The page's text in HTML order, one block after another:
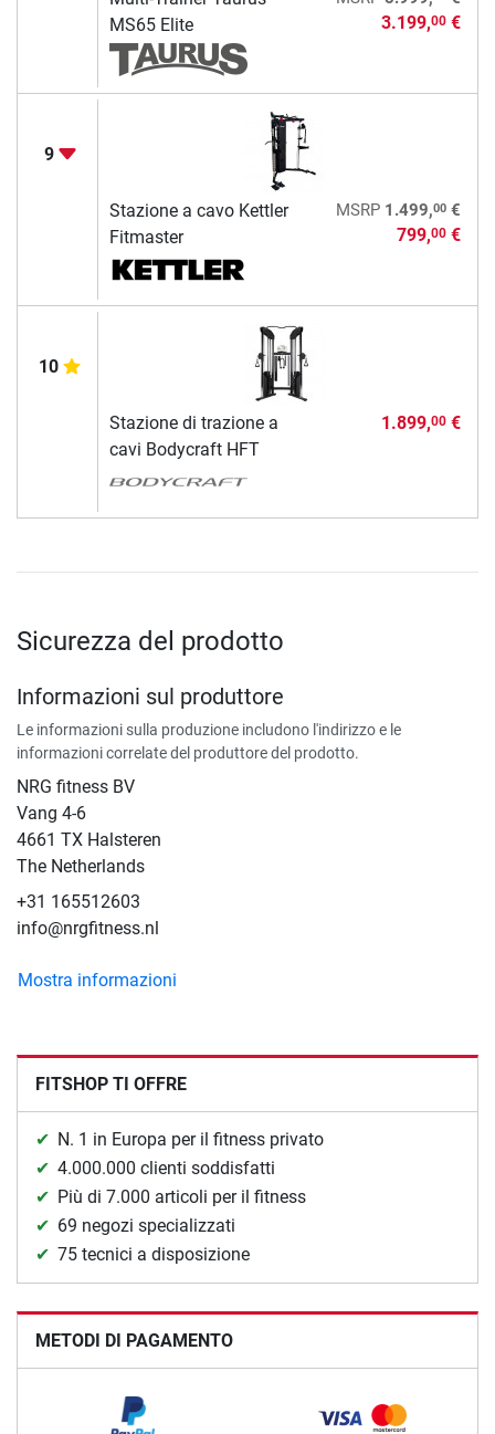
MS65 Elite
3.199,00€
9
Stazione a cavo Kettler
Fitmaster
MSRP 1.499,00€
799,00€
10
Stazione di trazione a
cavi Bodycraft HFT
1.899,00€
Sicurezza del prodotto
Informazioni sul produttore
Le informazioni sulla produzione includono l'indirizzo e le
informazioni correlate del produttore del prodotto.
NRG fitness BV
Vang 4-6
4661 TX Halsteren
The Netherlands
+31 165512603
info@nrgfitness.nl
Mostra informazioni
FITSHOP TI OFFRE
N. 1 in Europa per il fitness privato
4.000.000 clienti soddisfatti
Più di 7.000 articoli per il fitness
69 negozi specializzati
75 tecnici a disposizione
METODI DI PAGAMENTO